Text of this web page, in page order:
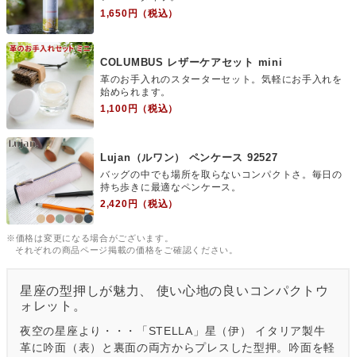
1,650円（税込）
COLUMBUS レザーケアセット mini
革のお手入れのスターターセット。気軽にお手入れを
始められます。
1,100円（税込）
Lujan（ルワン） ペンケース 92527
バッグの中でも場所を取らないコンパクトさ。毎日の
持ち歩きに最適なペンケース。
2,420円（税込）
※価格は変更になる場合がございます。
それぞれの商品ページ掲載の価格をご確認ください。
星座の型押しが魅力、 使い心地の良いコンパクトウ
ォレット。
夜空の星座より・・・「STELLA」星（伊） イタリア製牛
革に吟面（表）と裏面の両方からプレスした型押。吟面を軽